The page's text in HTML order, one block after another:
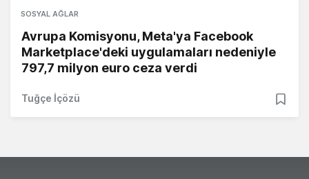
SOSYAL AĞLAR
Avrupa Komisyonu, Meta'ya Facebook
Marketplace'deki uygulamaları nedeniyle
797,7 milyon euro ceza verdi
Tuğçe İçözü